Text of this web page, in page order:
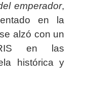
emperador,
en la
alzó con un
en las
histórica y